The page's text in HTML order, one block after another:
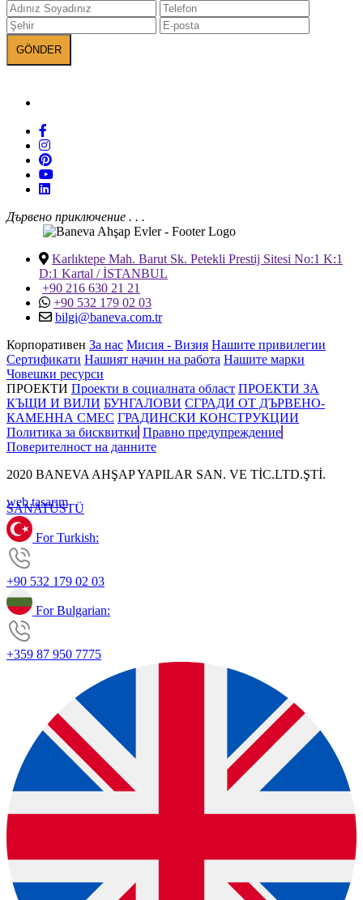
Дървено приключение . . .
Karlıktepe Mah. Barut Sk. Petekli Prestij Sitesi No:1 K:1
D:1 Kartal / İSTANBUL
+90 216 630 21 21
+90 532 179 02 03
bilgi@baneva.com.tr
Корпоративен За нас Мисия - Визия Нашите привилегии
Сертификати Нашият начин на работа Нашите марки
Човешки ресурси
ПРОЕКТИ Проекти в социалната област ПРОЕКТИ ЗА
КЪЩИ И ВИЛИ БУНГАЛОВИ СГРАДИ ОТ ДЪРВЕНО-
КАМЕННА СМЕС ГРАДИНСКИ КОНСТРУКЦИИ
Политика за бисквитки Правно предупреждение
Поверителност на данните
2020 BANEVA AHŞAP YAPILAR SAN. VE TİC.LTD.ŞTİ.
web tasarım
SANATÜSTÜ
For Turkish:
+90 532 179 02 03
For Bulgarian:
+359 87 950 7775